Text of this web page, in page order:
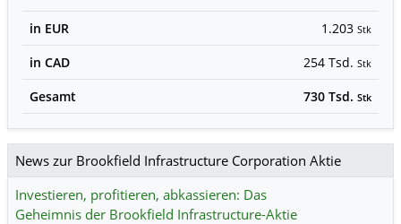
in EUR 1.203 Stk
in CAD 254 Tsd. Stk
Gesamt 730 Tsd. Stk
News zur Brookfield Infrastructure Corporation Aktie
Investieren, profitieren, abkassieren: Das
Geheimnis der Brookfield Infrastructure-Aktie